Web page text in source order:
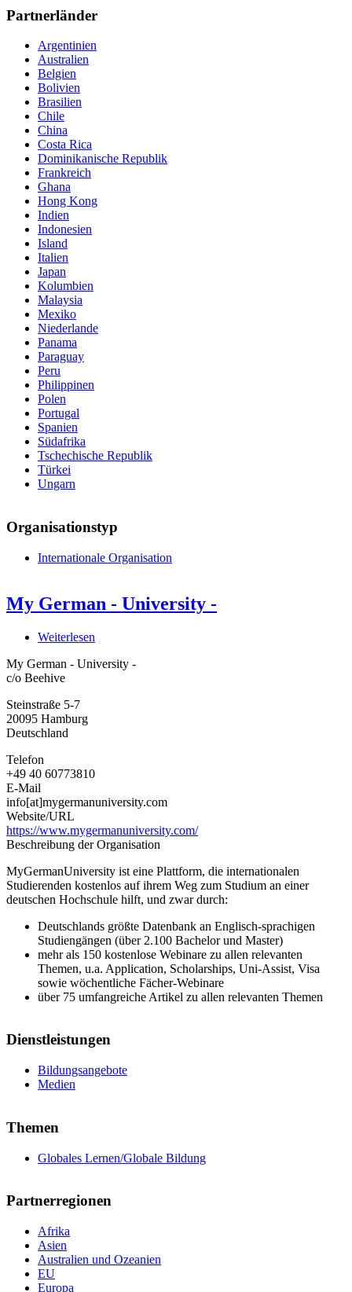
Partnerländer
Argentinien
Australien
Belgien
Bolivien
Brasilien
Chile
China
Costa Rica
Dominikanische Republik
Frankreich
Ghana
Hong Kong
Indien
Indonesien
Island
Italien
Japan
Kolumbien
Malaysia
Mexiko
Niederlande
Panama
Paraguay
Peru
Philippinen
Polen
Portugal
Spanien
Südafrika
Tschechische Republik
Türkei
Ungarn
Organisationstyp
Internationale Organisation
My German - University -
Weiterlesen
German
My German - University -
c/o Beehive
Steinstraße 5-7
20095 Hamburg
Deutschland
Telefon
+49 40 60773810
E-Mail
info[at]mygermanuniversity.com
Website/URL
https://www.mygermanuniversity.com/
Beschreibung der Organisation
MyGermanUniversity ist eine Plattform, die internationalen
Studierenden kostenlos auf ihrem Weg zum Studium an einer
deutschen Hochschule hilft, und zwar durch:
Deutschlands größte Datenbank an Englisch-sprachigen
Studiengängen (über 2.100 Bachelor und Master)
mehr als 150 kostenlose Webinare zu allen relevanten
Themen, u.a. Application, Scholarships, Uni-Assist, Visa
sowie wöchentliche Fächer-Webinare
über 75 umfangreiche Artikel zu allen relevanten Themen
Dienstleistungen
Bildungsangebote
Medien
Themen
Globales Lernen/Globale Bildung
Partnerregionen
Afrika
Asien
Australien und Ozeanien
EU
Europa